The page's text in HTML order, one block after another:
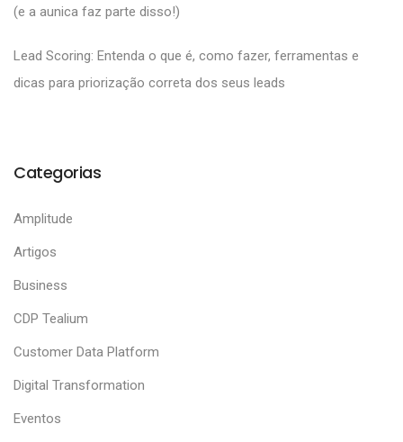
(e a aunica faz parte disso!)
Lead Scoring: Entenda o que é, como fazer, ferramentas e
dicas para priorização correta dos seus leads
Categorias
Amplitude
Artigos
Business
CDP Tealium
Customer Data Platform
Digital Transformation
Eventos